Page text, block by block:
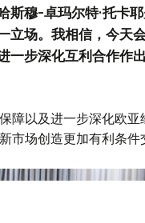
斯穆-卓玛尔特·托卡
立场。我相信，今天
一步深化互利合作作
障以及进一步深化欧
场创造更加有利条件